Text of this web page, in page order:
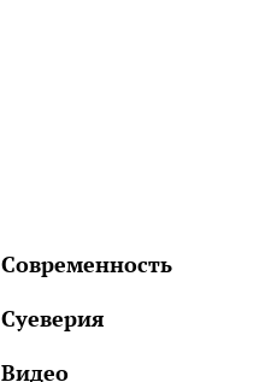
Современность
Суеверия
Видео